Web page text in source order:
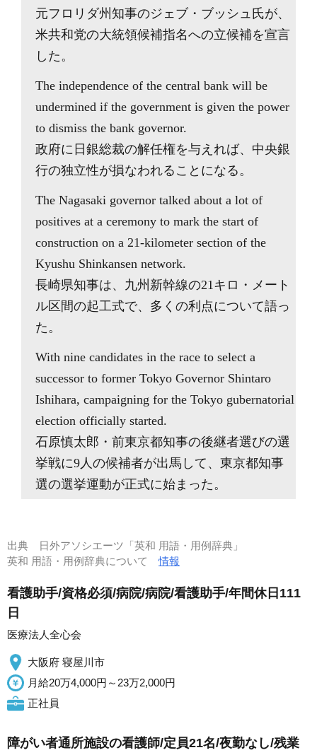
元フロリダ州知事のジェブ・ブッシュ氏が、
米共和党の大統領候補指名への立候補を宣言
した。
The independence of the central bank will be
undermined if the government is given the power
to dismiss the bank governor.
政府に日銀総裁の解任権を与えれば、中央銀
行の独立性が損なわれることになる。
The Nagasaki governor talked about a lot of
positives at a ceremony to mark the start of
construction on a 21-kilometer section of the
Kyushu Shinkansen network.
長崎県知事は、九州新幹線の21キロ・メート
ル区間の起工式で、多くの利点について語っ
た。
With nine candidates in the race to select a
successor to former Tokyo Governor Shintaro
Ishihara, campaigning for the Tokyo gubernatorial
election officially started.
石原慎太郎・前東京都知事の後継者選びの選
挙戦に9人の候補者が出馬して、東京都知事
選の選挙運動が正式に始まった。
出典
日外アソシエーツ「英和 用語・用例辞典」
英和 用語・用例辞典について情報
看護助手/資格必須/病院/病院/看護助手/年間休日111
日
医療法人全心会
大阪府 寝屋川市
月給20万4,000円～23万2,000円
正社員
障がい者通所施設の看護師/定員21名/夜勤なし/残業